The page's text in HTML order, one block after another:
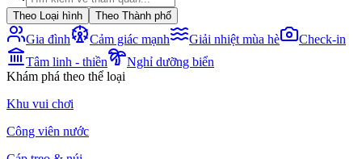
Theo Loại hình Theo Thành phố
Gia đình Cảm giác mạnh Giải nhiệt mùa hè
Check-in
Tâm linh - thiền
Nghỉ dưỡng biển
Khám phá theo thể loại
Khu vui chơi
Công viên nước